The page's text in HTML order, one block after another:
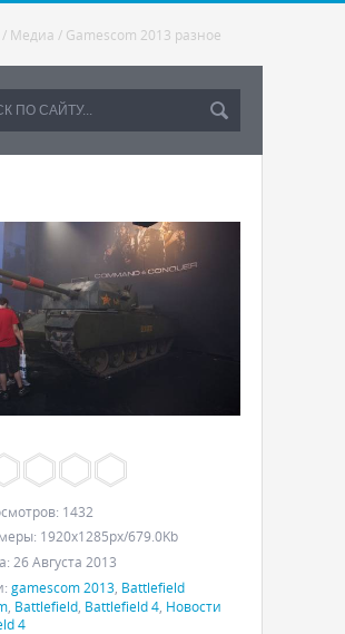
/ Медиа / Gamescom 2013 разное
: 1432
: 1920x1285px/679.0Kb
: 26 Августа 2013
: gamescom 2013 Battlefield
Battlefield Battlefield 4 Новости
4